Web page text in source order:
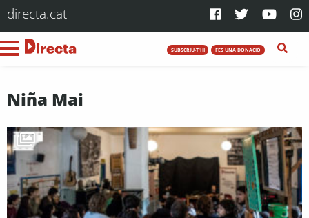
directa.cat
SUBSCRIU-T'HI FES UNA DONACIÓ
Niña Mai